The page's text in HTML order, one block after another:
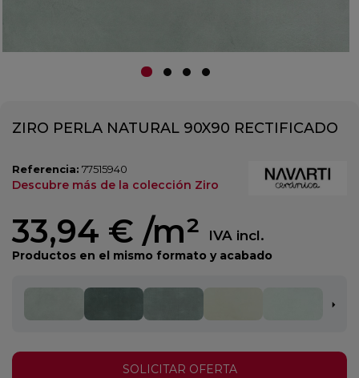
ZIRO PERLA NATURAL 90X90 RECTIFICADO
Referencia: 77515940
Descubre más de la colección Ziro
33,94 € /m² IVA incl.
Productos en el mismo formato y acabado
SOLICITAR OFERTA